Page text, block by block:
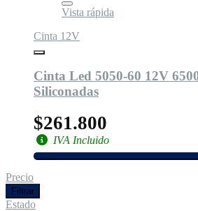
Vista rápida
Cinta 12V
Cinta Led 5050-60 12V
Siliconadas
$261.800
IVA Incluido
Precio
Filtrar
Estado